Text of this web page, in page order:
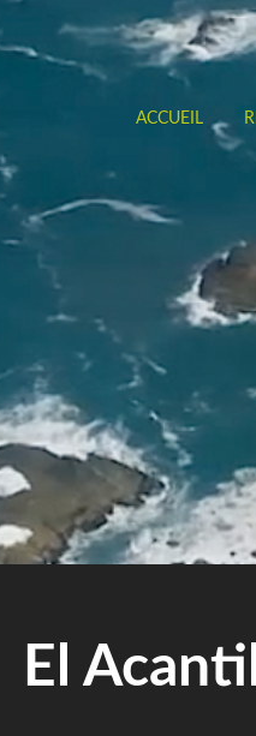
ACCUEIL
El